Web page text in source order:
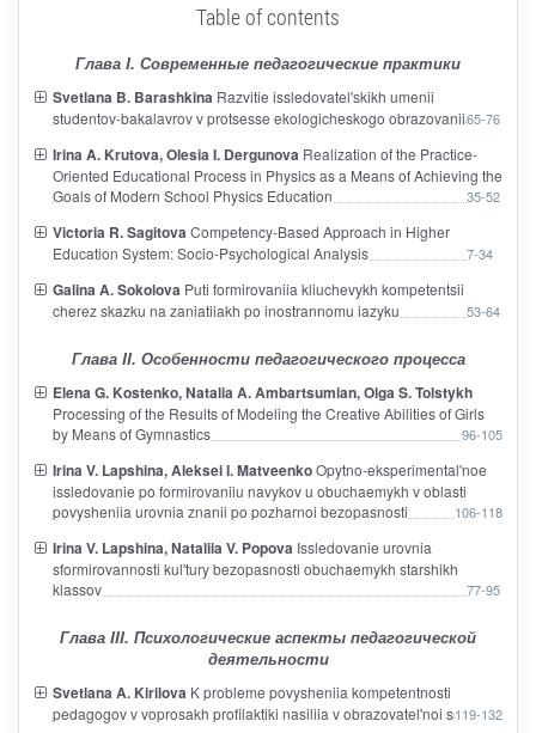
Table of contents
Глава I. Современные педагогические практики
Svetlana B. Barashkina Razvitie issledovatel'skikh umenii
studentov-bakalavrov v protsesse ekologicheskogo obrazovaniia65-76
Irina A. Krutova, Olesia I. Dergunova Realization of the Practice-
Oriented Educational Process in Physics as a Means of Achieving the
Goals of Modern School Physics Education
35-52
Victoria R. Sagitova Competency-Based Approach in Higher
Education System: Socio-Psychological Analysis
7-34
Galina A. Sokolova Puti formirovaniia kliuchevykh kompetentsii
cherez skazku na zaniatiiakh po inostrannomu iazyku
53-64
Глава II. Особенности педагогического процесса
Elena G. Kostenko, Natalia A. Ambartsumian, Olga S. Tolstykh
Processing of the Results of Modeling the Creative Abilities of Girls
by Means of Gymnastics
96-105
Irina V. Lapshina, Aleksei I. MatveenkoOpytno-eksperimental'noe
issledovanie po formirovaniiu navykov u obuchaemykh v oblasti
povysheniia urovnia znanii po pozharnoi bezopasnosti
106-118
Irina V. Lapshina, Nataliia V. Popova Issledovanie urovnia
sformirovannosti kul'tury bezopasnosti obuchaemykh starshikh
klassov
77-95
Глава III. Психологические аспекты педагогической
деятельности
Svetlana A. Kirilova K probleme povysheniia kompetentnosti
pedagogov v voprosakh profilaktiki nasiliia v obrazovatel'noi srede
119-132